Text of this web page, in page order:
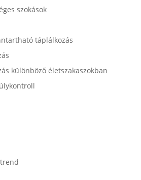
szokások
táplálkozás
különböző életszakaszokban